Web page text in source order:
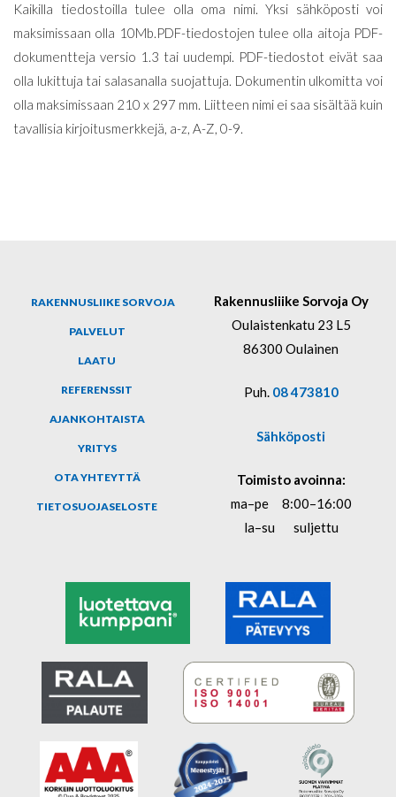
Kaikilla tiedostoilla tulee olla oma nimi. Yksi sähköposti voi
maksimissaan olla 10Mb.PDF-tiedostojen tulee olla aitoja PDF-
dokumentteja versio 1.3 tai uudempi. PDF-tiedostot eivät saa
olla lukittuja tai salasanalla suojattuja. Dokumentin ulkomitta voi
olla maksimissaan 210 x 297 mm. Liitteen nimi ei saa sisältää kuin
tavallisia kirjoitusmerkkejä, a-z, A-Z, 0-9.
RAKENNUSLIIKE SORVOJA
PALVELUT
LAATU
REFERENSSIT
AJANKOHTAISTA
YRITYS
OTA YHTEYTTÄ
TIETOSUOJASELOSTE
Rakennusliike Sorvoja Oy
Oulaistenkatu 23 L5
86300 Oulainen
Puh. 08 473810
Sähköposti
Toimisto avoinna:
ma–pe
8:00–16:00
la–su
suljettu